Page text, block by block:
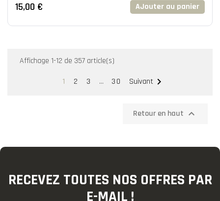
15,00 € AJouter au panier
Affichage 1-12 de 357 article(s)
1
2 3 … 30 Suivant 
Retour en haut 
RECEVEZ TOUTES NOS OFFRES PAR
E-MAIL !